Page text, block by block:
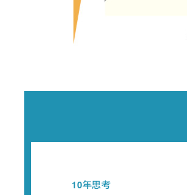
10年思考